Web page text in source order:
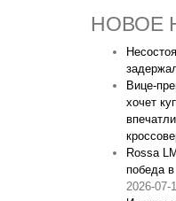
НОВОЕ
хочет
Rossa
победа
2026-07-